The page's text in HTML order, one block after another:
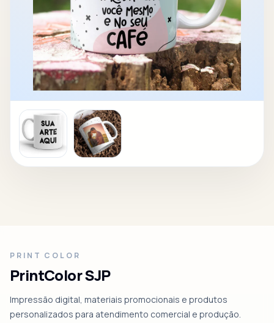
PRINT COLOR
PrintColor SJP
Impressão digital, materiais promocionais e produtos
personalizados para atendimento comercial e produção.